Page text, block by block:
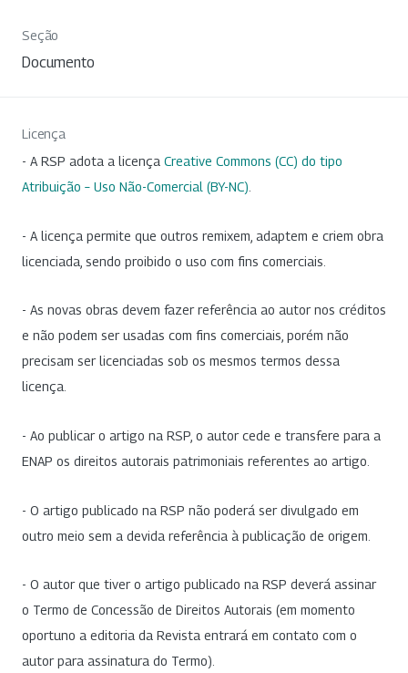
Seção
Documento
Licença
- A RSP adota a licença Creative Commons (CC) do tipo
Atribuição – Uso Não-Comercial (BY-NC)
- A licença permite que outros remixem, adaptem e criem obra
licenciada, sendo proibido o uso com fins comerciais.
- As novas obras devem fazer referência ao autor nos créditos
e não podem ser usadas com fins comerciais, porém não
precisam ser licenciadas sob os mesmos termos dessa
licença.
- Ao publicar o artigo na RSP, o autor cede e transfere para a
ENAP os direitos autorais patrimoniais referentes ao artigo.
- O artigo publicado na RSP não poderá ser divulgado em
outro meio sem a devida referência à publicação de origem.
- O autor que tiver o artigo publicado na RSP deverá assinar
o Termo de Concessão de Direitos Autorais (em momento
oportuno a editoria da Revista entrará em contato com o
autor para assinatura do Termo).